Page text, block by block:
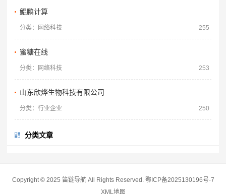
鲲鹏计算
分类：网络科技 255
蜜糖在线
分类：网络科技 253
山东欣烨生物科技有限公司
分类：行业企业 250
分类文章
Copyright © 2025 笛链导航 All Rights Reserved. 鄂ICP备2025130196号-7
XML地图